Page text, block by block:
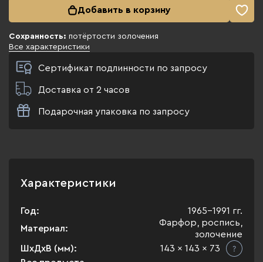
Добавить в корзину
Сохранность: потёртости золочения
Все характеристики
Сертификат подлинности по запросу
Доставка от 2 часов
Подарочная упаковка по запросу
Характеристики
Год:
1965-1991 гг.
Материал:
Фарфор, роспись,
золочение
ШхДхВ (мм):
143 x 143 x 73